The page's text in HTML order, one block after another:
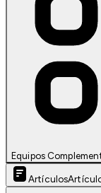
Equipos
Artículos